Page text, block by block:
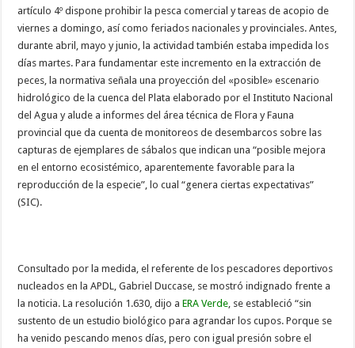
artículo 4º dispone prohibir la pesca comercial y tareas de acopio de
viernes a domingo, así como feriados nacionales y provinciales. Antes,
durante abril, mayo y junio, la actividad también estaba impedida los
días martes. Para fundamentar este incremento en la extracción de
peces, la normativa señala una proyección del «posible» escenario
hidrológico de la cuenca del Plata elaborado por el Instituto Nacional
del Agua y alude a informes del área técnica de Flora y Fauna
provincial que da cuenta de monitoreos de desembarcos sobre las
capturas de ejemplares de sábalos que indican una “posible mejora
en el entorno ecosistémico, aparentemente favorable para la
reproducción de la especie”, lo cual “genera ciertas expectativas”
(SIC).
Consultado por la medida, el referente de los pescadores deportivos
nucleados en la APDL, Gabriel Duccase, se mostró indignado frente a
la noticia. La resolución 1.630, dijo aERA Verde , se estableció “sin
sustento de un estudio biológico para agrandar los cupos. Porque se
ha venido pescando menos días, pero con igual presión sobre el